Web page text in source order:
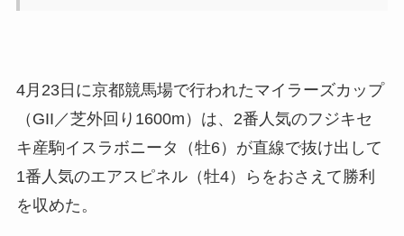
4月23日に京都競馬場で行われたマイラーズカップ
（GII／芝外回り1600m）は、2番人気のフジキセ
キ産駒イスラボニータ（牡6）が直線で抜け出して
1番人気のエアスピネル（牡4）らをおさえて勝利
を収めた。